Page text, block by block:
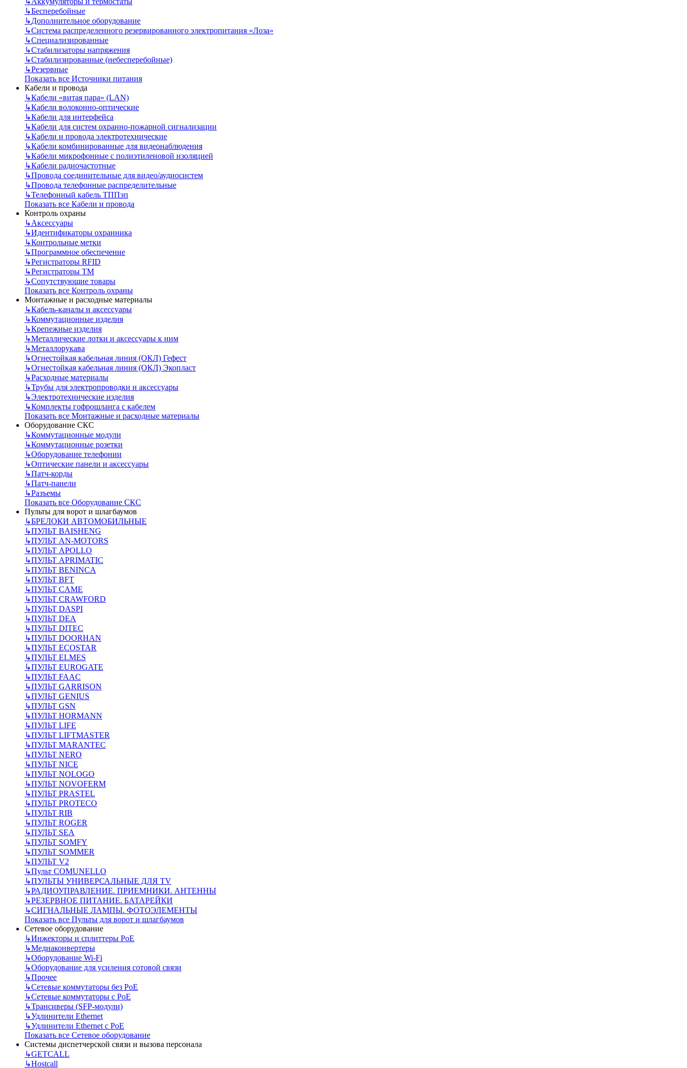
↳Бесперебойные
↳Дополнительное оборудование
↳Система распределенного резервированного электропитания «Лоза»
↳Специализированные
↳Стабилизаторы напряжения
↳Стабилизированные (небесперебойные)
↳Резервные
Показать все Источники питания
Кабели и провода
↳Кабели «витая пара» (LAN)
↳Кабели волоконно-оптические
↳Кабели для интерфейса
↳Кабели для систем охранно-пожарной сигнализации
↳Кабели и провода электротехнические
↳Кабели комбинированные для видеонаблюдения
↳Кабели микрофонные с полиэтиленовой изоляцией
↳Кабели радиочастотные
↳Провода соединительные для видео/аудиосистем
↳Провода телефонные распределительные
↳Телефонный кабель ТППэп
Показать все Кабели и провода
Контроль охраны
↳Аксессуары
↳Идентификаторы охранника
↳Контрольные метки
↳Программное обеспечение
↳Регистраторы RFID
↳Регистраторы ТМ
↳Сопутствующие товары
Показать все Контроль охраны
Монтажные и расходные материалы
↳Кабель-каналы и аксессуары
↳Коммутационные изделия
↳Крепежные изделия
↳Металлические лотки и аксессуары к ним
↳Металлорукава
↳Огнестойкая кабельная линия (ОКЛ) Гефест
↳Огнестойкая кабельная линия (ОКЛ) Экопласт
↳Расходные материалы
↳Трубы для электропроводки и аксессуары
↳Электротехнические изделия
↳Комплекты гофрошланга с кабелем
Показать все Монтажные и расходные материалы
Оборудование СКС
↳Коммутационные модули
↳Коммутационные розетки
↳Оборудование телефонии
↳Оптические панели и аксессуары
↳Патч-корды
↳Патч-панели
↳Разъемы
Показать все Оборудование СКС
Пульты для ворот и шлагбаумов
↳БРЕЛОКИ АВТОМОБИЛЬНЫЕ
↳ПУЛЬТ BAISHENG
↳ПУЛЬТ AN-MOTORS
↳ПУЛЬТ APOLLO
↳ПУЛЬТ APRIMATIC
↳ПУЛЬТ BENINCA
↳ПУЛЬТ BFT
↳ПУЛЬТ CAME
↳ПУЛЬТ CRAWFORD
↳ПУЛЬТ DASPI
↳ПУЛЬТ DEA
↳ПУЛЬТ DITEC
↳ПУЛЬТ DOORHAN
↳ПУЛЬТ ECOSTAR
↳ПУЛЬТ ELMES
↳ПУЛЬТ EUROGATE
↳ПУЛЬТ FAAC
↳ПУЛЬТ GARRISON
↳ПУЛЬТ GENIUS
↳ПУЛЬТ GSN
↳ПУЛЬТ HORMANN
↳ПУЛЬТ LIFE
↳ПУЛЬТ LIFTMASTER
↳ПУЛЬТ MARANTEC
↳ПУЛЬТ NERO
↳ПУЛЬТ NICE
↳ПУЛЬТ NOLOGO
↳ПУЛЬТ NOVOFERM
↳ПУЛЬТ PRASTEL
↳ПУЛЬТ PROTECO
↳ПУЛЬТ RIB
↳ПУЛЬТ ROGER
↳ПУЛЬТ SEA
↳ПУЛЬТ SOMFY
↳ПУЛЬТ SOMMER
↳ПУЛЬТ V2
↳Пульт СOMUNELLO
↳ПУЛЬТЫ УНИВЕРСАЛЬНЫЕ ДЛЯ TV
↳РАДИОУПРАВЛЕНИЕ. ПРИЕМНИКИ. АНТЕННЫ
↳РЕЗЕРВНОЕ ПИТАНИЕ. БАТАРЕЙКИ
↳СИГНАЛЬНЫЕ ЛАМПЫ. ФОТОЭЛЕМЕНТЫ
Показать все Пульты для ворот и шлагбаумов
Сетевое оборудование
↳Инжекторы и сплиттеры РоЕ
↳Медиаконвертеры
↳Оборудование Wi-Fi
↳Оборудование для усиления сотовой связи
↳Прочее
↳Сетевые коммутаторы без РоЕ
↳Сетевые коммутаторы с РоЕ
↳Трансиверы (SFP-модули)
↳Удлинители Ethernet
↳Удлинители Ethernet с PoE
Показать все Сетевое оборудование
Системы диспетчерской связи и вызова персонала
↳GETCALL
↳Hostcall